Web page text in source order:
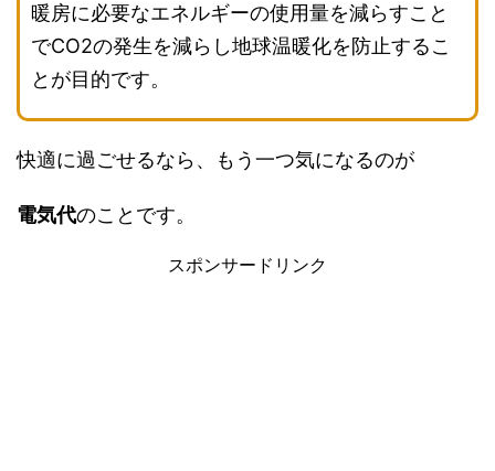
暖房に必要なエネルギーの使用量を減らすこと
でCO2の発生を減らし地球温暖化を防止するこ
とが目的です。
快適に過ごせるなら、もう一つ気になるのが
電気代のことです。
スポンサードリンク